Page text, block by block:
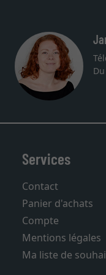
Services
Contact
Panier d'achats
Compte
Mentions légales